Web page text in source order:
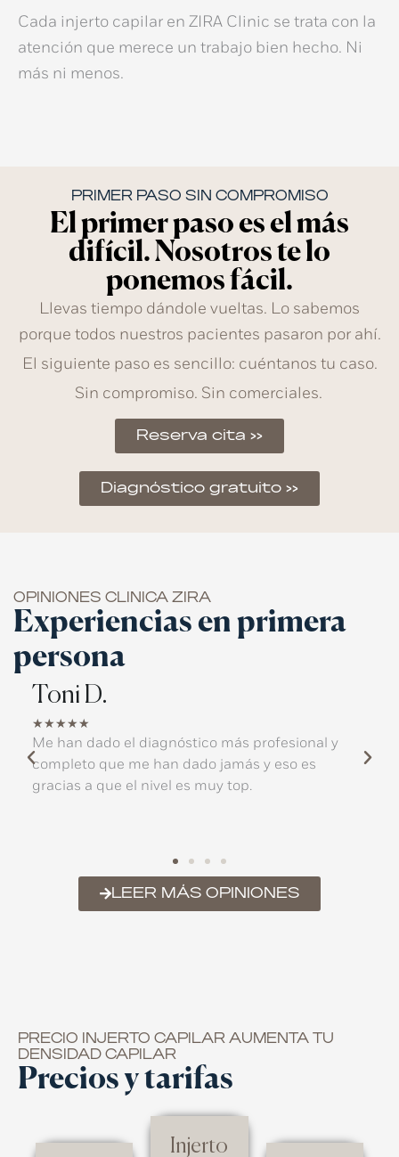
Cada injerto capilar en ZIRA Clinic se trata con la
atención que merece un trabajo bien hecho. Ni
más ni menos.
PRIMER PASO SIN COMPROMISO
El primer paso es el más
difícil. Nosotros te lo
ponemos fácil.
Llevas tiempo dándole vueltas. Lo sabemos
porque todos nuestros pacientes pasaron por ahí.
El siguiente paso es sencillo: cuéntanos tu caso.
Sin compromiso. Sin comerciales.
Reserva cita >>
Diagnóstico gratuito >>
OPINIONES CLINICA ZIRA
Experiencias en primera
persona
Toni D.
★★★★★
Me han dado el diagnóstico más profesional y
completo que me han dado jamás y eso es
gracias a que el nivel es muy top.
LEER MÁS OPINIONES
PRECIO INJERTO CAPILAR AUMENTA TU
DENSIDAD CAPILAR
Precios y tarifas
Injerto